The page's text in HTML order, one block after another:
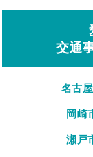
交通
名古
岡崎
瀬戸